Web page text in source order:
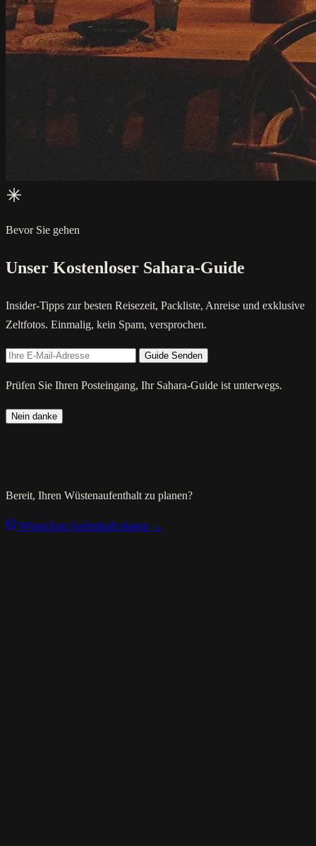
Bevor Sie gehen
Unser Kostenloser Sahara-Guide
Insider-Tipps zur besten Reisezeit, Packliste, Anreise und exklusive
Zeltfotos. Einmalig, kein Spam, versprochen.
Guide Senden
Prüfen Sie Ihren Posteingang, Ihr Sahara-Guide ist unterwegs.
Nein danke
Bereit, Ihren Wüstenaufenthalt zu planen?
WhatsApp Aufenthalt planen →